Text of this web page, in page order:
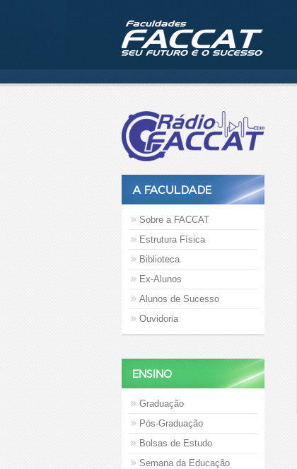
A FACULDADE
Sobre a FACCAT
Estrutura Física
Biblioteca
Ex-Alunos
Alunos de Sucesso
Ouvidoria
ENSINO
Graduação
Pós-Graduação
Bolsas de Estudo
Semana da Educação